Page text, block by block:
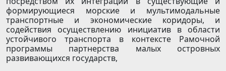
формирующиеся морские и мультимодальные
транспортные и экономические коридоры, и
содействия осуществлению инициатив в области
устойчивого транспорта в контексте Рамочной
программы партнерства малых островных
развивающихся государств,